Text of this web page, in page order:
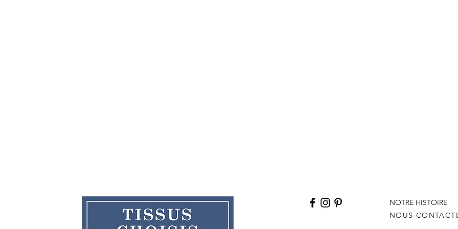
NOTRE HISTOIRE
NOUS